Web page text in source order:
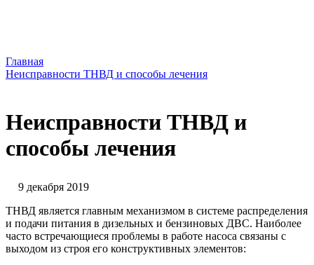
Главная
Неисправности ТНВД и способы лечения
Неисправности ТНВД и
способы лечения
9 декабря 2019
ТНВД является главным механизмом в системе распределения
и подачи питания в дизельных и бензиновых ДВС. Наиболее
часто встречающиеся проблемы в работе насоса связаны с
выходом из строя его конструктивных элементов: